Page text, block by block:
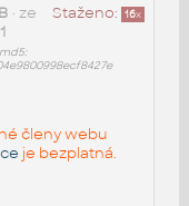
Staženo: 16x
• ze
md5:
členy webu
je bezplatná.